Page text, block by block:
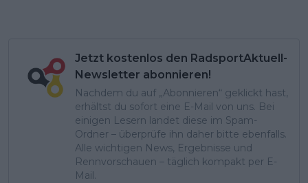
Jetzt kostenlos den RadsportAktuell-
Newsletter abonnieren!
Nachdem du auf „Abonnieren“ geklickt hast,
erhältst du sofort eine E-Mail von uns. Bei
einigen Lesern landet diese im Spam-
Ordner – überprüfe ihn daher bitte ebenfalls.
Alle wichtigen News, Ergebnisse und
Rennvorschauen – täglich kompakt per E-
Mail.